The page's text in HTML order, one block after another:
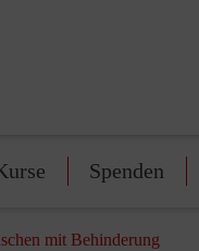
Spenden
mit Behinderung